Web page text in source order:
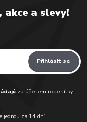
akce a slevy!
Přihlásit se
za účelem rozesílky
jednou za 14 dní.